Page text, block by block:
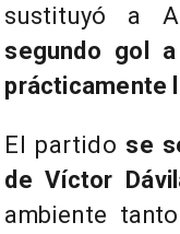
sustituyó a
segundo gol
prácticamente
El partido se
de Víctor
ambiente